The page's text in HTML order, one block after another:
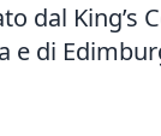
dal King’s
e di